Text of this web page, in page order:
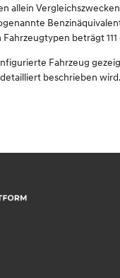
allein
beträgt
Fahrzeug
beschrieben wird.